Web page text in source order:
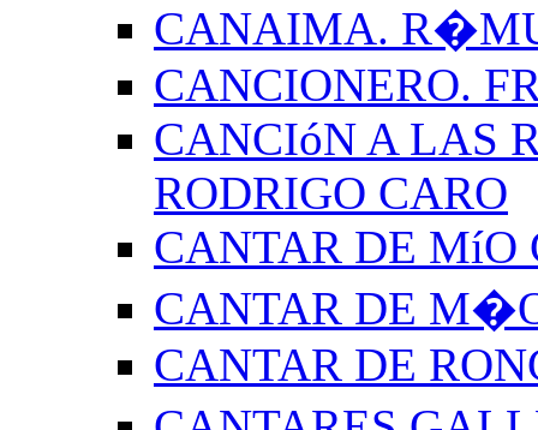
CANAIMA.
CANCIONERO.
CANCIóN A LAS
RODRIGO CARO
CANTAR DE MíO
CANTAR DE
CANTAR DE